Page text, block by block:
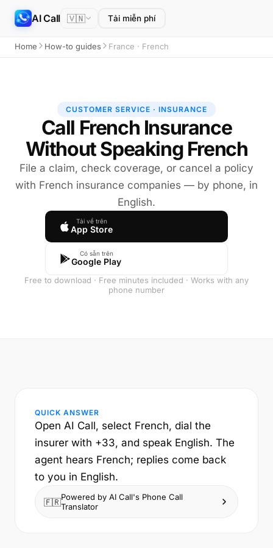
AI Call 🇻🇳 Tải miễn phí
Home How-to guides France · French
CUSTOMER SERVICE · INSURANCE
Call French Insurance
Without Speaking French
File a claim, check coverage, or cancel a policy
with French insurance companies — by phone, in
English.
Tải về trên
App Store
Có sẵn trên
Google Play
Free to download · Free minutes included · Works with any
phone number
QUICK ANSWER
Open AI Call, select French, dial the
insurer with +33, and speak English. The
agent hears French; replies come back
to you in English.
🇫🇷Powered by AI Call's Phone Call
Translator